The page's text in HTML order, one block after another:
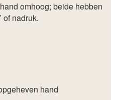
omhoog; beide hebben
of nadruk.
hand